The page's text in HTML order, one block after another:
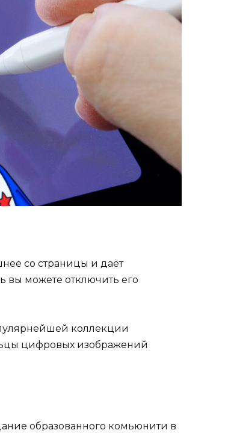
со страницы и даёт
вы можете отключить его
коллекции
цифровых изображений
образованного комьюнити в